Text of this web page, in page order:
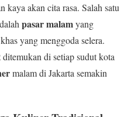
kaya akan cita rasa. Salah satu
pasar malamyang
yang menggoda selera.
di setiap sudut kota
malam di Jakarta semakin